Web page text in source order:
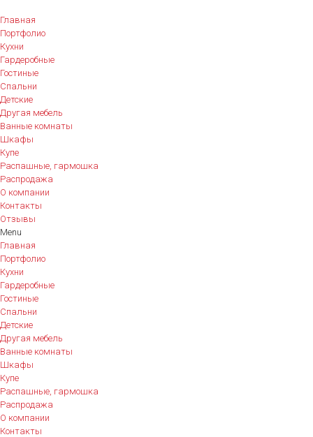
Главная
Портфолио
Кухни
Гардеробные
Гостиные
Спальни
Детские
Другая мебель
Ванные комнаты
Шкафы
Купе
Распашные, гармошка
Распродажа
О компании
Контакты
Отзывы
Menu
Главная
Портфолио
Кухни
Гардеробные
Гостиные
Спальни
Детские
Другая мебель
Ванные комнаты
Шкафы
Купе
Распашные, гармошка
Распродажа
О компании
Контакты